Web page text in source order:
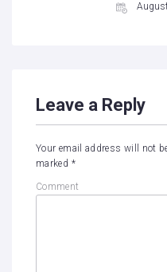
Leave a Reply
Your email address will not
marked *
Comment